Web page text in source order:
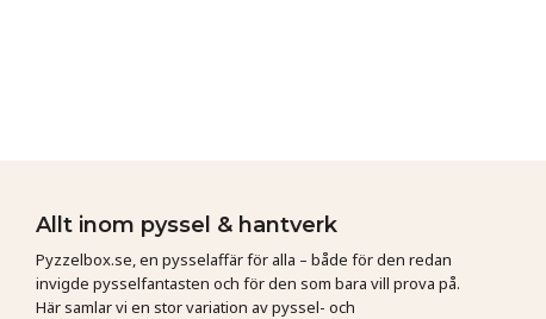
Allt inom pyssel & hantverk
Pyzzelbox.se, en pysselaffär för alla – både för den redan
invigde pysselfantasten och för den som bara vill prova på.
Här samlar vi en stor variation av pyssel- och